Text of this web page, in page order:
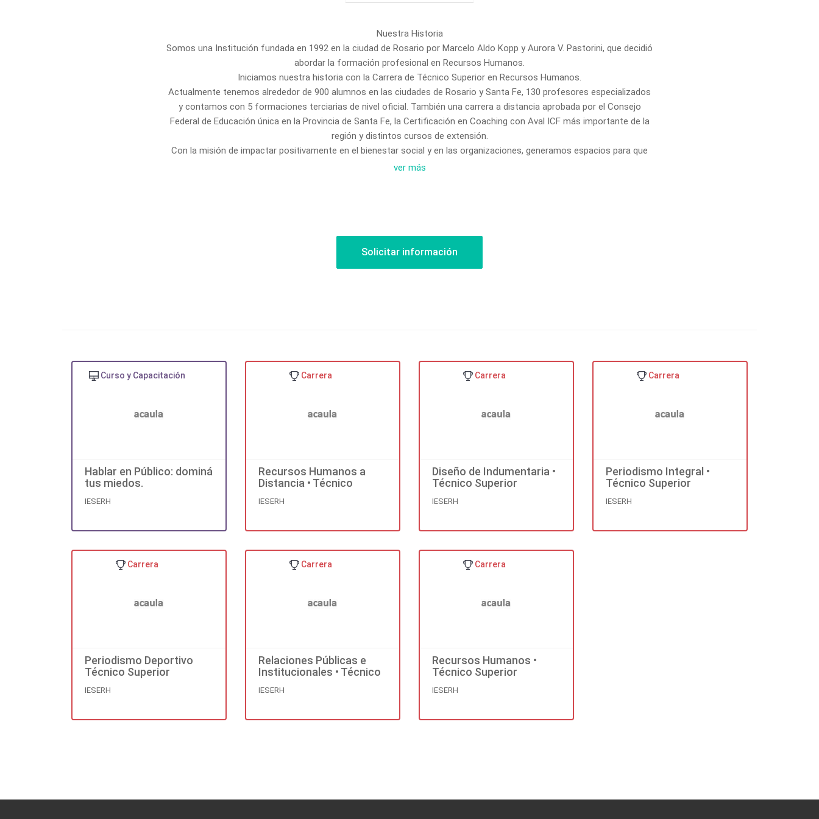
Nuestra Historia
Somos una Institución fundada en 1992 en la ciudad de Rosario por Marcelo Aldo Kopp y Aurora V. Pastorini, que decidió
abordar la formación profesional en Recursos Humanos.
Iniciamos nuestra historia con la Carrera de Técnico Superior en Recursos Humanos.
Actualmente tenemos alrededor de 900 alumnos en las ciudades de Rosario y Santa Fe, 130 profesores especializados
y contamos con 5 formaciones terciarias de nivel oficial. También una carrera a distancia aprobada por el Consejo
Federal de Educación única en la Provincia de Santa Fe, la Certificación en Coaching con Aval ICF más importante de la
región y distintos cursos de extensión.
Con la misión de impactar positivamente en el bienestar social y en las organizaciones, generamos espacios para que
nuestros estudiantes desarrollen su máximo potencial y se conviertan en líderes a nivel global.
integrantes. Diferenciamos Educación como una tarea de asimilación, reflexión y producción de reglas sociales que
promuevan la convivencia y la solidaridad entre las personas sin ningún tipo de discriminación.
Capacitación como una tarea de brindar conocimientos y reglas para la resolución de problemas concretos en los
la debilitación de valores tradicionales de la sociedad.
La Misión, su conocimiento e involucramiento de todos los componentes de la organización constituyen una fuerza de
accionar, un valor agregado a su compromiso.
ver más
Solicitar información
Hablar en Público: dominá
tus miedos.
IESERH
Curso y Capacitación
Recursos Humanos a
Distancia • Técnico
IESERH
Carrera
Diseño de Indumentaria •
Técnico Superior
IESERH
Carrera
Periodismo Integral •
Técnico Superior
IESERH
Carrera
Periodismo Deportivo
Técnico Superior
IESERH
Carrera
Relaciones Públicas e
Institucionales • Técnico
IESERH
Carrera
Recursos Humanos •
Técnico Superior
IESERH
Carrera